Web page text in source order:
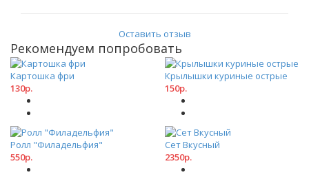
Оставить отзыв
Рекомендуем попробовать
Картошка фри
130р.
Крылышки куриные острые
150р.
Ролл "Филадельфия"
550р.
Сет Вкусный
2350р.